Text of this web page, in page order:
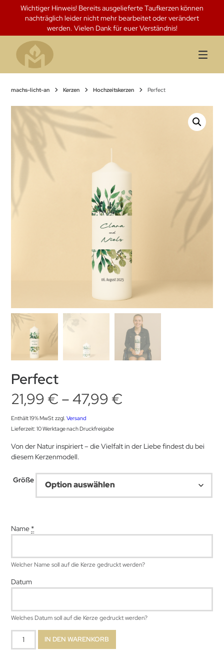
Springen
Inhalt
Wichtiger Hinweis! Bereits ausgelieferte Taufkerzen können
nachträglich leider nicht mehr bearbeitet oder verändert
werden. Vielen Dank für euer Verständnis!
machs-licht-an Kerzen Hochzeitskerzen Perfect
Perfect
21,99 € –47,99 €
bis
Enthält 19% MwSt zzgl.Versand
Lieferzeit: 10 Werktage nach Druckfreigabe
Von der Natur inspiriert – die Vielfalt in der Liebe findest du bei
diesem Kerzenmodell.
Größe
Name *
Welcher Name soll auf die Kerze gedruckt werden?
Datum
Welches Datum soll auf die Kerze gedruckt werden?
Perfect
Menge
IN DEN WARENKORB